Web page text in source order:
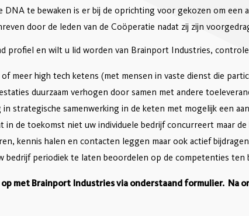
DNA te bewaken is er bij de oprichting voor gekozen om
door de leden van de Coöperatie nadat zij zijn
profiel en wilt u lid worden van Brainport Industries,
meer high tech ketens (met mensen in vaste dienst die
duurzaam verhogen door samen met andere
strategische samenwerking in de keten met mogelijk een
in de toekomst niet uw individuele bedrijf concurreert maar de
kennis halen en contacten leggen maar ook actief
bedrijf periodiek te laten beoordelen op de competenties
op met Brainport Industries via onderstaand formulier.